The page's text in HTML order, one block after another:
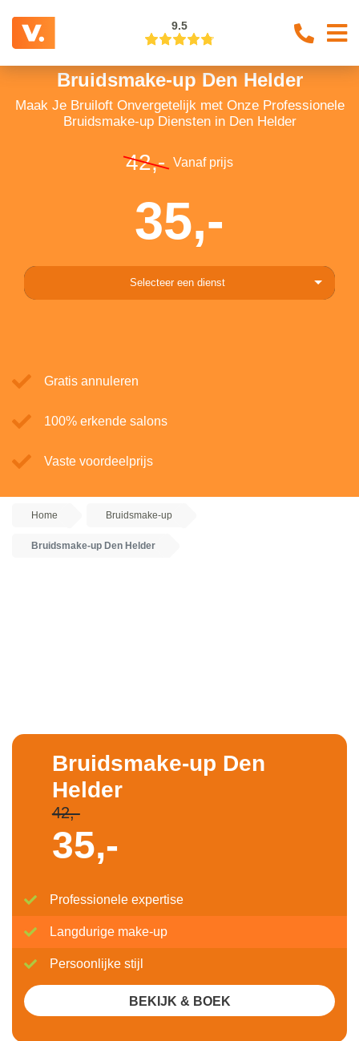
9.5
Bruidsmake-up Den Helder
Maak Je Bruiloft Onvergetelijk met Onze Professionele
Bruidsmake-up Diensten in Den Helder
42,- Vanaf prijs
35,-
Selecteer een dienst
Gratis annuleren
100% erkende salons
Vaste voordeelprijs
Home Bruidsmake-up
Bruidsmake-up Den Helder
Bruidsmake-up Den
Helder
42,-
35,-
Professionele expertise
Langdurige make-up
Persoonlijke stijl
BEKIJK & BOEK